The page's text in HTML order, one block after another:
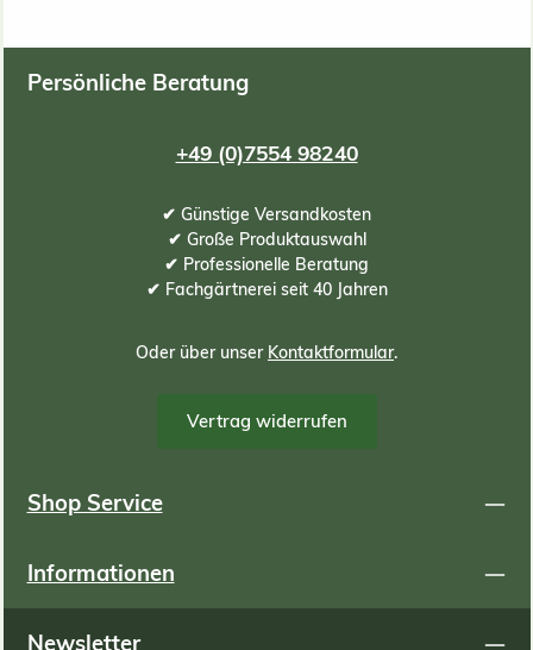
Persönliche Beratung
+49 (0)7554 98240
✔ Günstige Versandkosten
✔ Große Produktauswahl
✔ Professionelle Beratung
✔ Fachgärtnerei seit 40 Jahren
Oder über unser Kontaktformular.
Vertrag widerrufen
Shop Service
Informationen
Newsletter